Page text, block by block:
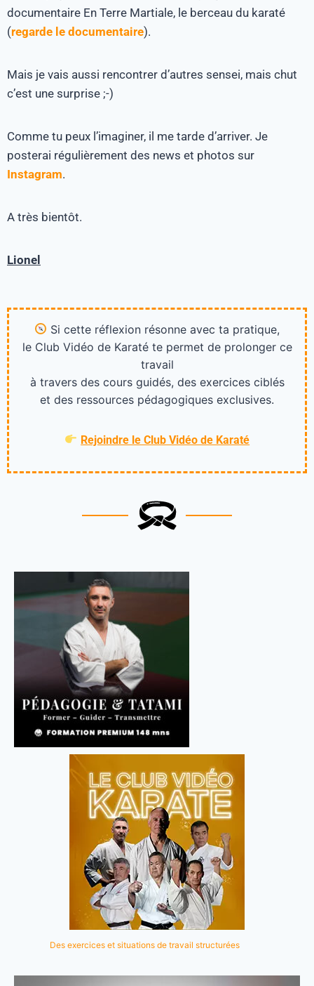
documentaire En Terre Martiale, le berceau du karaté
(regarde le documentaire).
Mais je vais aussi rencontrer d’autres sensei, mais chut
c’est une surprise ;-)
Comme tu peux l’imaginer, il me tarde d’arriver. Je
posterai régulièrement des news et photos sur
Instagram.
A très bientôt.
Lionel
Si cette réflexion résonne avec ta pratique,
le Club Vidéo de Karaté te permet de prolonger ce
travail
à travers des cours guidés, des exercices ciblés
et des ressources pédagogiques exclusives.
Rejoindre le Club Vidéo de Karaté
Des exercices et situations de travail structurées